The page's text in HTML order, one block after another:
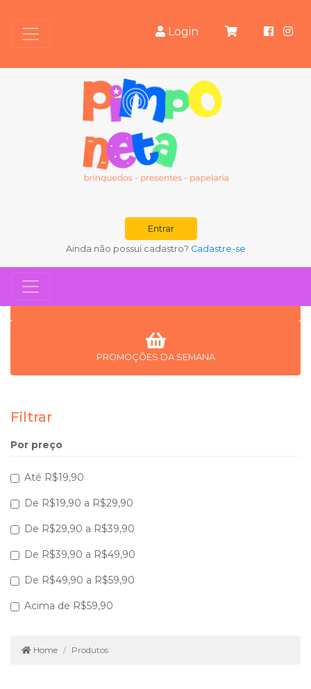
Login
Entrar
Ainda não possui cadastro? Cadastre-se
PROMOÇÕES DA SEMANA
Filtrar
Por preço
Até R$19,90
De R$19,90 a R$29,90
De R$29,90 a R$39,90
De R$39,90 a R$49,90
De R$49,90 a R$59,90
Acima de R$59,90
Home Produtos